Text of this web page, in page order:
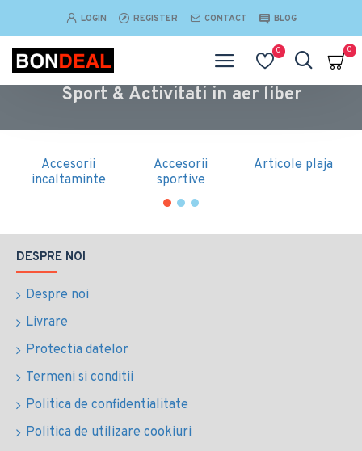
LOGIN REGISTER CONTACT BLOG
0 0
Sport & Activitati in aer liber
Accesorii
incaltaminte
Accesorii
sportive
Articole plaja
DESPRE NOI
Despre noi
Livrare
Protectia datelor
Termeni si conditii
Politica de confidentialitate
Politica de utilizare cookiuri